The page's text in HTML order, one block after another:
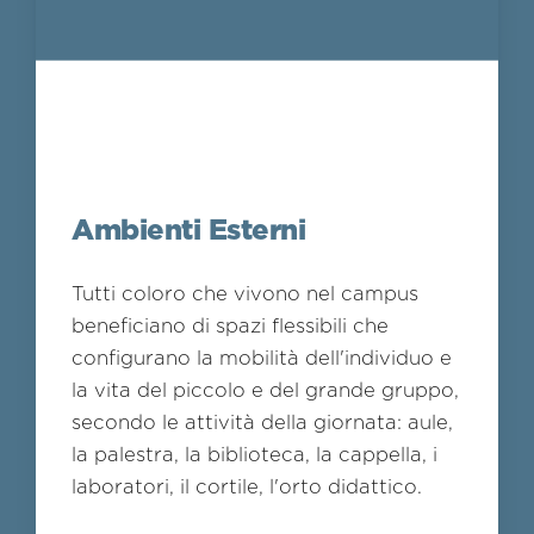
Ambienti Esterni
Tutti coloro che vivono nel campus
beneficiano di spazi flessibili che
configurano la mobilità dell'individuo e
la vita del piccolo e del grande gruppo,
secondo le attività della giornata: aule,
la palestra, la biblioteca, la cappella, i
laboratori, il cortile, l'orto didattico.